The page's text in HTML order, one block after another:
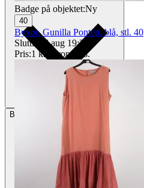
Betalning Via Tradera
Badge på objektet:Ny
40
Byxor, Gunilla Pontén, blå, stl. 40
Sluttid
16 aug 19:23
Pris:1 kr Utropspris.